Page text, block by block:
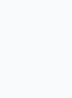
供する一方で、
開始まで全プロ
ンと共に5分以内